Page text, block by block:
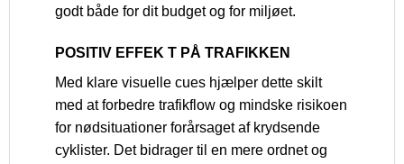
godt både for dit budget og for miljøet.
POSITIV EFFEK T PÅ TRAFIKKEN
Med klare visuelle cues hjælper dette skilt
med at forbedre trafikflow og mindske risikoen
for nødsituationer forårsaget af krydsende
cyklister. Det bidrager til en mere ordnet og